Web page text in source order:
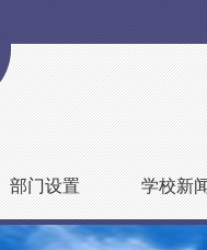
部门设置 学校新